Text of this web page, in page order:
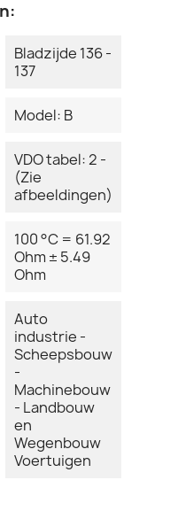
Bladzijde 136 -
137
Model: B
VDO tabel: 2 -
(Zie
afbeeldingen)
100 °C = 61.92
Ohm ± 5.49
Ohm
Auto
industrie -
Scheepsbouw
-
Machinebouw
- Landbouw
en
Wegenbouw
Voertuigen